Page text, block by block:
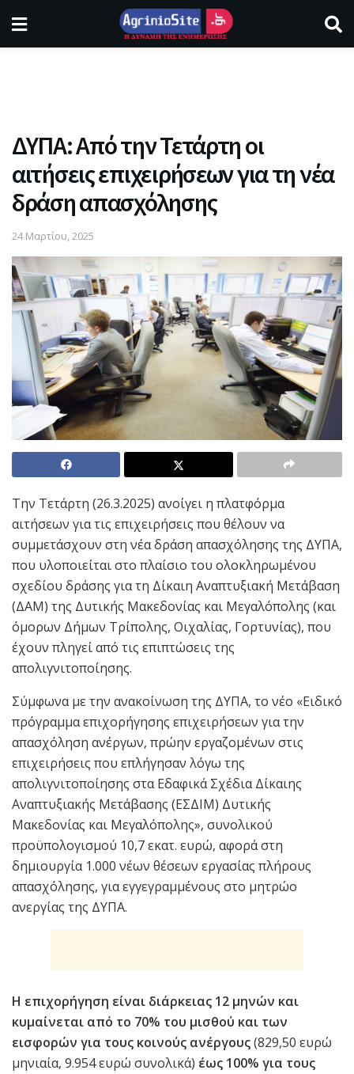
ΔΥΠΑ: Από την Τετάρτη οι
αιτήσεις επιχειρήσεων για τη νέα
δράση απασχόλησης
24 Μαρτίου, 2025
Την Τετάρτη (26.3.2025) ανοίγει η πλατφόρμα
αιτήσεων για τις επιχειρήσεις που θέλουν να
συμμετάσχουν στη νέα δράση απασχόλησης της ΔΥΠΑ,
που υλοποιείται στο πλαίσιο του ολοκληρωμένου
σχεδίου δράσης για τη Δίκαιη Αναπτυξιακή Μετάβαση
(ΔΑΜ) της Δυτικής Μακεδονίας και Μεγαλόπολης (και
όμορων Δήμων Τρίπολης, Οιχαλίας, Γορτυνίας), που
έχουν πληγεί από τις επιπτώσεις της
απολιγνιτοποίησης.
Σύμφωνα με την ανακοίνωση της ΔΥΠΑ, το νέο «Ειδικό
πρόγραμμα επιχορήγησης επιχειρήσεων για την
απασχόληση ανέργων, πρώην εργαζομένων στις
επιχειρήσεις που επλήγησαν λόγω της
απολιγνιτοποίησης στα Εδαφικά Σχέδια Δίκαιης
Αναπτυξιακής Μετάβασης (ΕΣΔΙΜ) Δυτικής
Μακεδονίας και Μεγαλόπολης», συνολικού
προϋπολογισμού 10,7 εκατ. ευρώ, αφορά στη
δημιουργία 1.000 νέων θέσεων εργασίας πλήρους
απασχόλησης, για εγγεγραμμένους στο μητρώο
ανεργίας της ΔΥΠΑ.
Η επιχορήγηση είναι διάρκειας 12 μηνών και
κυμαίνεται από το 70% του μισθού και των
εισφορών για τους κοινούς ανέργους(829,50 ευρώ
μηνιαία, 9.954 ευρώ συνολικά) έως 100% για τους